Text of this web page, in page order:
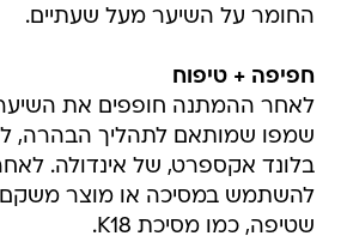
החומר על השיער מעל שעתיים.
חפיפה + טיפוח
לאחר ההמתנה חופפים את
שמפו שמותאם לתהליך הבהרה,
בלונד אקספרט, של אינדולה.
להשתמש במסיכה או מוצר
שטיפה, כמו מסיכת K18.